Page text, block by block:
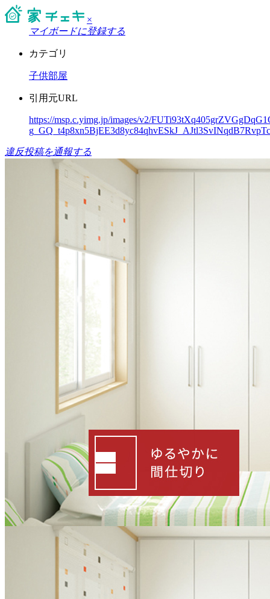
×
マイボードに登録する
カテゴリ
子供部屋
引用元URL
https://msp.c.yimg.jp/images/v2/
違反投稿を通報する